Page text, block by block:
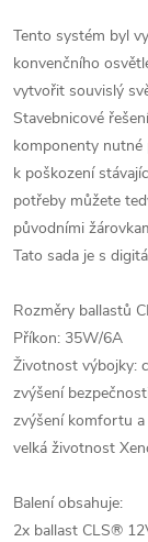
Tento systém byl
konvenčního
vytvořit souvislý
Stavebnicové
komponenty nutné
k poškození
potřeby můžete
původními
Tato sada je s
Rozměry ballastů
Příkon: 35W/6A
Životnost výbojky:
zvýšení
zvýšení komfortu
velká životnost
Balení obsahuje:
2x ballast CLS®